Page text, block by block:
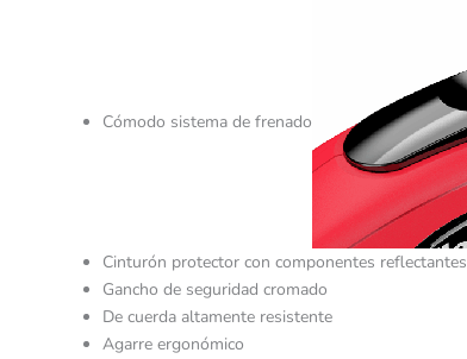
Cómodo sistema de frenado
Cinturón protector con componentes reflectantes
Gancho de seguridad cromado
De cuerda altamente resistente
Agarre ergonómico